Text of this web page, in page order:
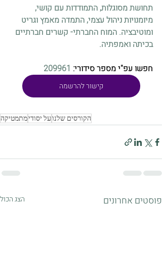
תחושת מסוגלות, התמודדות עם קושי,
מיומנויות ניהול עצמי, התמדה מאמץ וגריט
ומוטיבציה. המוח החברתי- קשרים חברתיים
בכיתה ואמפתיה.
חפשו עפ"י מספר סידורי: 209961
קישור להרשמה
הקורסים שלנועל יסודימתמטיקה
פוסטים אחרונים הצג הכול